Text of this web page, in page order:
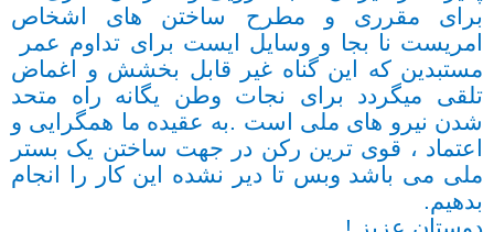
برای مقرری و مطرح ساختن های اشخاص
امریست نا بجا و وسایل ایست برای تداوم عمر
مستبدین که این گناه غیر قابل بخشش و اغماض
تلقی میگردد برای نجات وطن یگانه راه متحد
شدن نیرو های ملی است .به عقیده ما همگرایی و
اعتماد ، قوی ترین رکن در جهت ساختن یک بستر
ملی می باشد وبس تا دیر نشده این کار را انجام
بدهیم.